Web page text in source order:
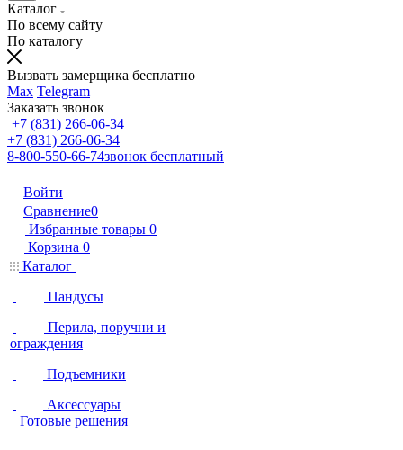
Каталог
По всему сайту
По каталогу
Вызвать замерщика бесплатно
Max Telegram
Заказать звонок
+7 (831) 266-06-34
+7 (831) 266-06-34
8-800-550-66-74звонок бесплатный
Войти
Сравнение0
Избранные товары 0
Корзина 0
Каталог
Пандусы
Перила, поручни и
ограждения
Подъемники
Аксессуары
Готовые решения